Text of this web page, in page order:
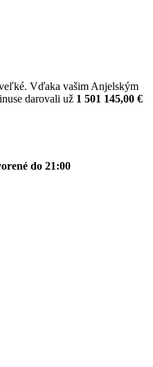
Vďaka vašim Anjelským
darovali už 1 501 145,00 €
do 21:00